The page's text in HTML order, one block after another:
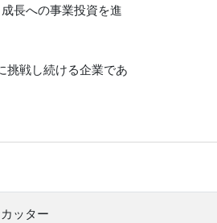
長への事業投資を進
挑戦し続ける企業であ
ッター​